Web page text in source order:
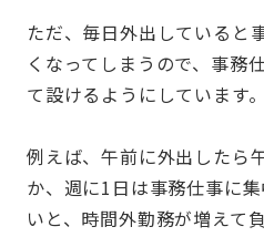
ただ、毎日外出していると
くなってしまうので、事務
て設けるようにしています。
例えば、午前に外出したら
か、週に1日は事務仕事に
いと、時間外勤務が増えて